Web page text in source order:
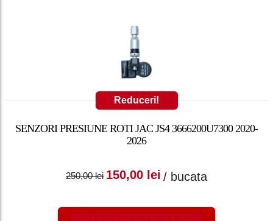
Reduceri!
SENZORI PRESIUNE ROTI JAC JS4 3666200U7300 2020-
2026
250,00lei
Prețul inițial a fost:
150,00 lei
Prețul curent
/ bucata